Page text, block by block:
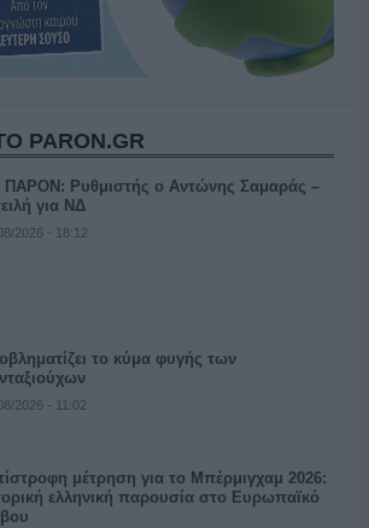
PARON.GR
Ρυθμιστής ο Αντώνης Σαμαράς –
για ΝΔ
2026 - 18:12
το κύμα φυγής των
2026 - 11:02
μέτρηση για το Μπέρμιγχαμ 2026:
ελληνική παρουσία στο Ευρωπαϊκό